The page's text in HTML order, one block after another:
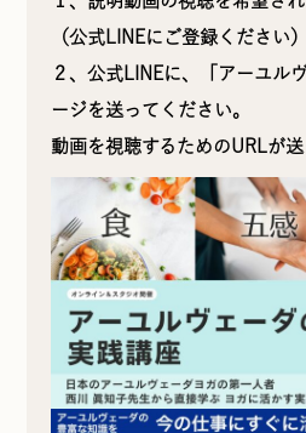
（公式LINEにご登録ください）
２、公式LINEに、「アーユル
ージを送ってください。
動画を視聴するためのURLが送